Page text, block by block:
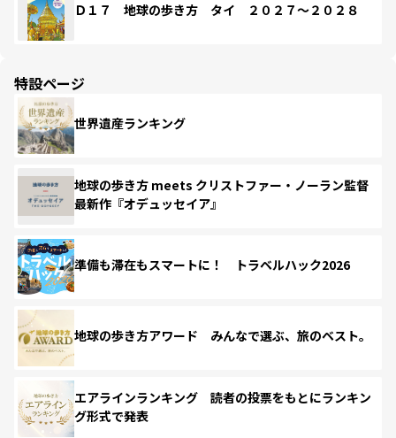
Ｄ１７ 地球の歩き方 タイ ２０２７～２０２８
特設ページ
世界遺産ランキング
地球の歩き方 meets クリストファー・ノーラン監督
最新作『オデュッセイア』
準備も滞在もスマートに！ トラベルハック2026
地球の歩き方アワード みんなで選ぶ、旅のベスト。
エアラインランキング 読者の投票をもとにランキン
グ形式で発表